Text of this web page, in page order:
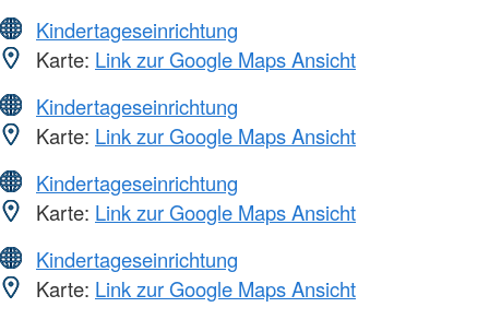
Kindertageseinrichtung
Karte: Link zur Google Maps Ansicht
Kindertageseinrichtung
Karte: Link zur Google Maps Ansicht
Kindertageseinrichtung
Karte: Link zur Google Maps Ansicht
Kindertageseinrichtung
Karte: Link zur Google Maps Ansicht